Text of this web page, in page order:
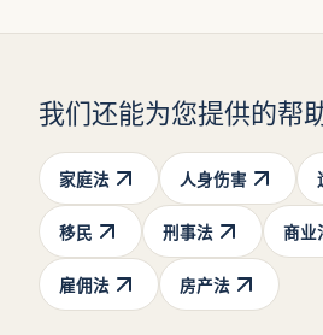
我们还能为您提供的帮
家庭法 人身伤害
移民 刑事法 商业
雇佣法 房产法